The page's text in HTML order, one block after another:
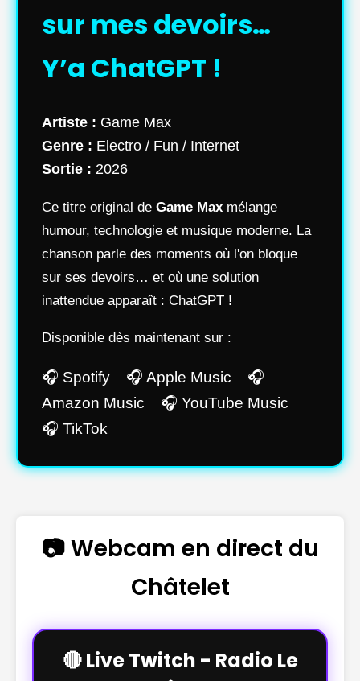
sur mes devoirs…
Y’a ChatGPT !
Artiste : Game Max
Genre : Electro / Fun / Internet
Sortie : 2026
Ce titre original de Game Max mélange
humour, technologie et musique moderne. La
chanson parle des moments où l'on bloque
sur ses devoirs… et où une solution
inattendue apparaît : ChatGPT !
Disponible dès maintenant sur :
🎧 Spotify 🎧 Apple Music 🎧
Amazon Music 🎧 YouTube Music
🎧 TikTok
📷 Webcam en direct du
Châtelet
🔴 Live Twitch - Radio Le